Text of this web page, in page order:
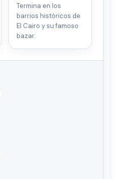
Termina en los
barrios históricos de
El Cairo y su famoso
bazar.